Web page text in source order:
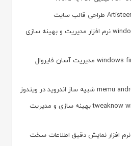
دانلود windows manager 2.3.3 نرم افزار مدیریت و بهینه سازی
دانلود windows firewall control 6.26 مدیریت آسان فایروال
دانلود tweaknow winsecret plus 8.0.2 بهینه سازی و مدیریت
دانلود hwinfo 8.42.5930 نرم افزار نمایش دقیق اطلاعات سخت